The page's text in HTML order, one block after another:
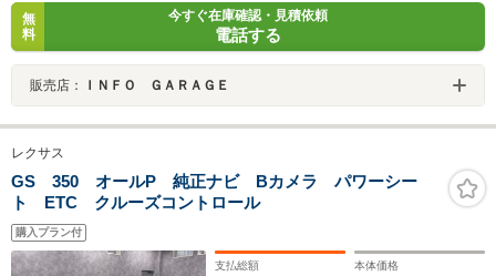
無
料
今すぐ在庫確認・見積依頼
電話する
販売店： ＩＮＦＯ ＧＡＲＡＧＥ
レクサス
GS 350 オールP 純正ナビ Bカメラ パワーシー
ト ETC クルーズコントロール
購入プラン付
支払総額 本体価格